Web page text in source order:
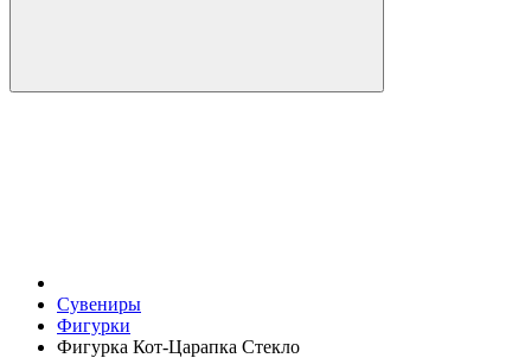
Сувениры
Фигурки
Фигурка Кот-Царапка Стекло